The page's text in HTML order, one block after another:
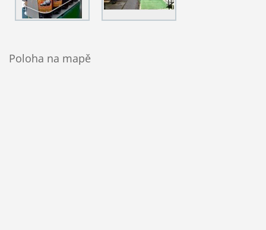
Poloha na mapě